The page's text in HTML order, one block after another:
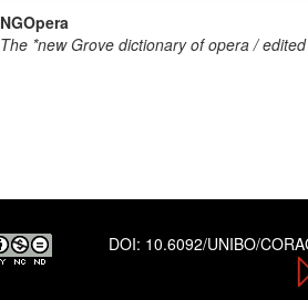
NGOpera
The *new Grove dictionary of opera /
DOI: 10.6092/UNIBO/